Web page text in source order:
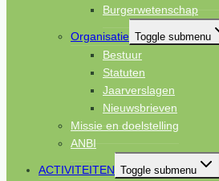
Burgerwetenschap
Organisatie Toggle submenu
Bestuur
Statuten
Jaarverslagen
Nieuwsbrieven
Missie en doelstelling
ANBI
ACTIVITEITEN Toggle submenu